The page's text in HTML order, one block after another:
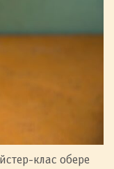
клас обере